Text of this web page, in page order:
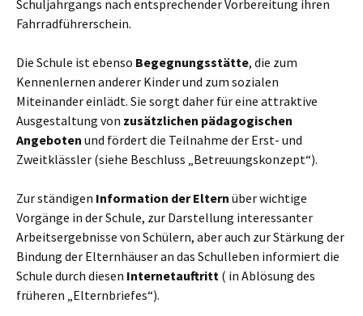
Schuljahrgangs nach entsprechender Vorbereitung ihren
Fahrradführerschein.
Die Schule ist ebenso Begegnungsstätte, die zum
Kennenlernen anderer Kinder und zum sozialen
Miteinander einlädt. Sie sorgt daher für eine attraktive
Ausgestaltung von zusätzlichen pädagogischen
Angeboten und fördert die Teilnahme der Erst- und
Zweitklässler (siehe Beschluss „Betreuungskonzept“).
Zur ständigen Information der Eltern über wichtige
Vorgänge in der Schule, zur Darstellung interessanter
Arbeitsergebnisse von Schülern, aber auch zur Stärkung der
Bindung der Elternhäuser an das Schulleben informiert die
Schule durch diesen Internetauftritt ( in Ablösung des
früheren „Elternbriefes“).